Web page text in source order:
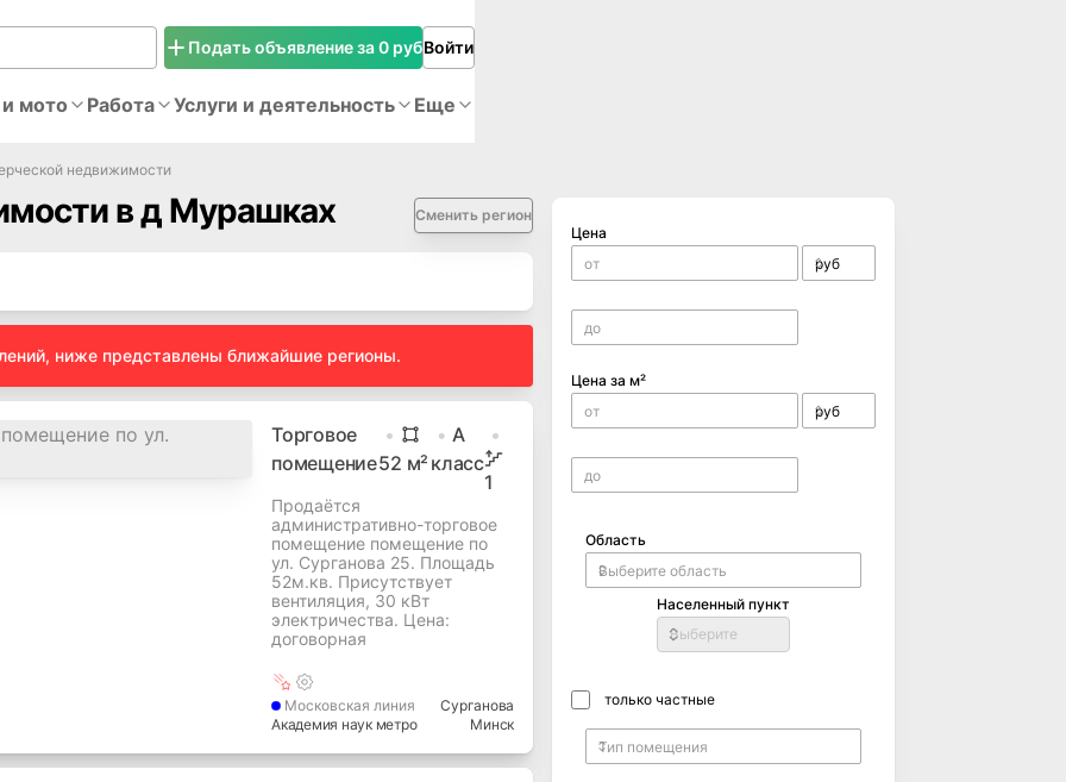
Подать объявление за 0 рубВойти
мото Работа Услуги и деятельность Еще
недвижимости
в д Мурашках Сменить регион
ниже представлены ближайшие регионы.
Торговое
помещение52 м²
A
класс
1
Продаётся
административно-торговое
помещение помещение по
ул. Сурганова 25. Площадь
52м.кв. Присутствует
вентиляция, 30 кВт
электричества. Цена:
договорная
Московская линия
Академия наук метро
Сурганова
Минск
Цена
Цена за м²
Область
Населенный пункт
Выберите
только частные